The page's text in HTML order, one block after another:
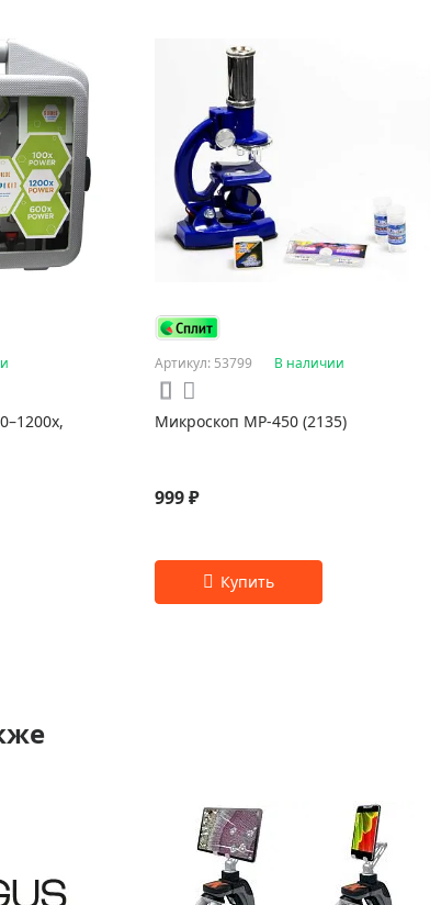
Артикул: 53799 В наличии
Микроскоп MP-450 (2135)
999 ₽